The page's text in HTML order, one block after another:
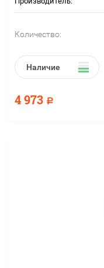
Количество:
Наличие
4 973 Р